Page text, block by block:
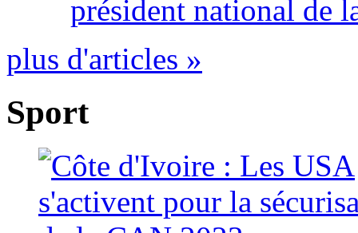
président national de
plus d'articles »
Sport